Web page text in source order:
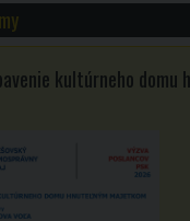
kultúrneho domu